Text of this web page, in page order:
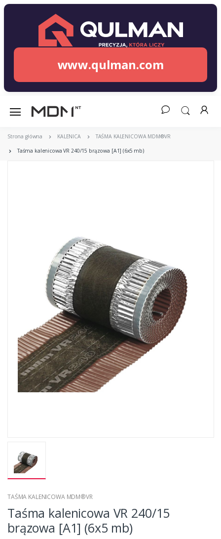
www.qulman.com
Strona główna KALENICA TAŚMA KALENICOWA MDM®VR
Taśma kalenicowa VR 240/15 brązowa [A1] (6x5 mb)
TAŚMA KALENICOWA MDM®VR
Taśma kalenicowa VR 240/15
brązowa [A1] (6x5 mb)